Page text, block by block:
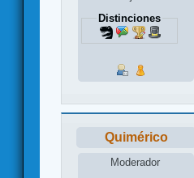
Distinciones
Quimérico
Moderador